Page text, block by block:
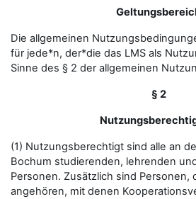
Die allgemeinen
für jede*n, der*die das LMS als
Sinne des § 2 der allgemeinen
§ 2
(1) Nutzungsberechtigt sind alle an
Bochum studierenden, lehrenden
Personen. Zusätzlich sind Personen,
angehören, mit denen